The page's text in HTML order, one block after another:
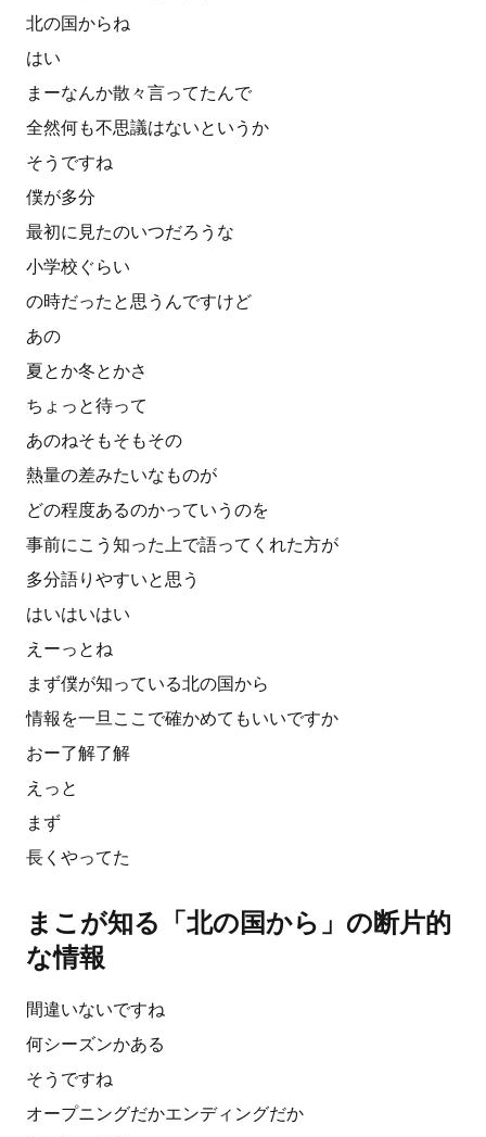
北の国からね
はい
まーなんか散々言ってたんで
全然何も不思議はないというか
そうですね
僕が多分
最初に見たのいつだろうな
小学校ぐらい
の時だったと思うんですけど
あの
夏とか冬とかさ
ちょっと待って
あのねそもそもその
熱量の差みたいなものが
どの程度あるのかっていうのを
事前にこう知った上で語ってくれた方が
多分語りやすいと思う
はいはいはい
えーっとね
まず僕が知っている北の国から
情報を一旦ここで確かめてもいいですか
おー了解了解
えっと
まず
長くやってた
まこが知る「北の国から」の断片的
な情報
間違いないですね
何シーズンかある
そうですね
オープニングだかエンディングだか